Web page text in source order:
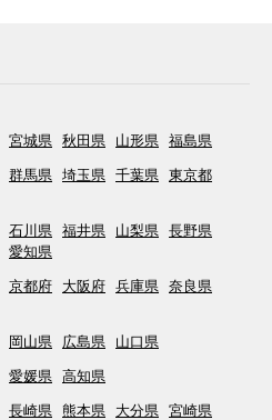
宮城県 秋田県 山形県 福島県
群馬県 埼玉県 千葉県 東京都
石川県 福井県 山梨県 長野県
愛知県
京都府 大阪府 兵庫県 奈良県
岡山県 広島県 山口県
愛媛県 高知県
長崎県 熊本県 大分県 宮崎県